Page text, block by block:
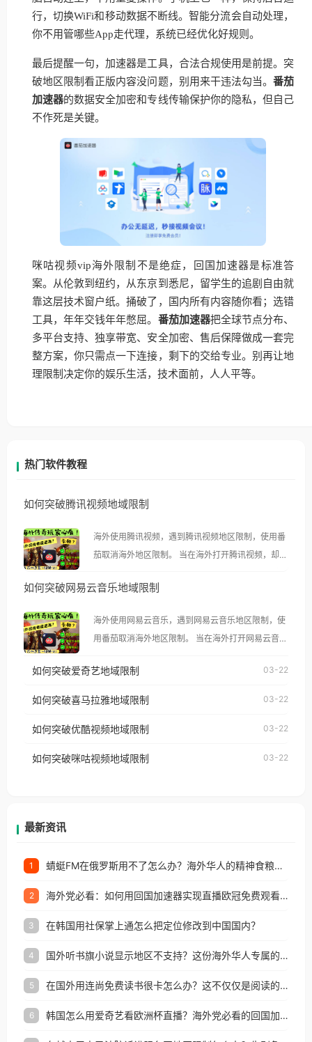
行，切换WiFi和移动数据不断线。智能分流会自动处理，
你不用管哪些App走代理，系统已经优化好规则。
最后提醒一句，加速器是工具，合法合规使用是前提。突
破地区限制看正版内容没问题，别用来干违法勾当。 番茄
加速器的数据安全加密和专线传输保护你的隐私，但自己
不作死是关键。
咪咕视频vip海外限制不是绝症，回国加速器是标准答
案。从伦敦到纽约，从东京到悉尼，留学生的追剧自由就
靠这层技术窗户纸。捅破了，国内所有内容随你看；选错
工具，年年交钱年年憋屈。 番茄加速器把全球节点分布、
多平台支持、独享带宽、安全加密、售后保障做成一套完
整方案，你只需点一下连接，剩下的交给专业。别再让地
理限制决定你的娱乐生活，技术面前，人人平等。
热门软件教程
如何突破腾讯视频地域限制
海外使用腾讯视频，遇到腾讯视频地区限制，使用番
茄取消海外地区限制。 当在海外打开腾讯视频，却突
示语。 海外用户如香港、澳门、台湾、美国、加拿
像其他音乐平台一样，出现地区及版权限制问题，且
仅能在中国大陆地区播放。 遇到这个问题的朋友们，
台湾、美国、加拿大、澳大利亚、欧洲等国家和地区
权限制所困扰。
如何突破网易云音乐地域限制
海外使用网易云音乐，遇到网易云音乐地区限制，使
用番茄取消海外地区限制。 当在海外打开网易云音
播放”的提示语。 海外用户如香港、澳门、台湾、美
制问题，且仅能在中国大陆地区播放。 遇到这个问题
户收听网易云音乐地区版权限制」的问题，无论人在
如何突破爱奇艺地域限制 03-22
如何突破喜马拉雅地域限制 03-22
如何突破优酷视频地域限制 03-22
如何突破咪咕视频地域限制 03-22
最新资讯
1 蜻蜓FM在俄罗斯用不了怎么办？海外华人的精神食粮补给方案
2 海外党必看：如何用回国加速器实现直播欧冠免费观看？附影视音乐全攻略
3 在韩国用社保掌上通怎么把定位修改到中国国内？
4 国外听书旗小说显示地区不支持？这份海外华人专属的国内内容解锁指南请收好
5 在国外用连尚免费读书很卡怎么办？这不仅仅是阅读的烦恼
6 韩国怎么用爱奇艺看欧洲杯直播？海外党必看的回国加速全攻略